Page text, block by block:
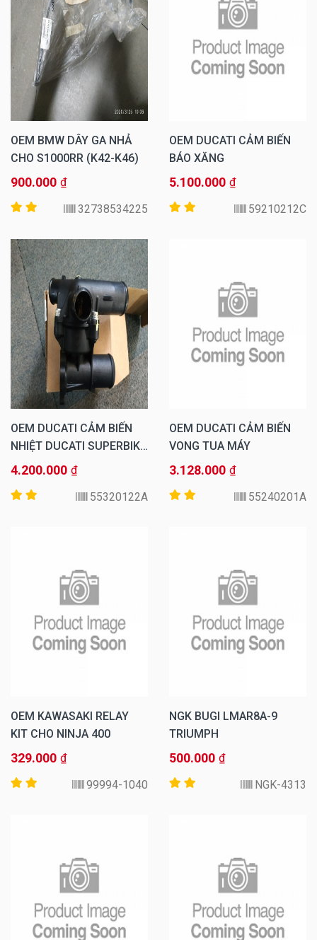
OEM BMW DÂY GA NHẢ
CHO S1000RR (K42-K46)
900.000 ₫
32738534225
OEM DUCATI CẢM BIẾN
BÁO XĂNG
5.100.000 ₫
59210212C
OEM DUCATI CẢM BIẾN
NHIỆT DUCATI SUPERBIKE
959 PANIGALE ABS
4.200.000 ₫
55320122A
OEM DUCATI CẢM BIẾN
VONG TUA MÁY
3.128.000 ₫
55240201A
OEM KAWASAKI RELAY
KIT CHO NINJA 400
329.000 ₫
99994-1040
NGK BUGI LMAR8A-9
TRIUMPH
500.000 ₫
NGK-4313